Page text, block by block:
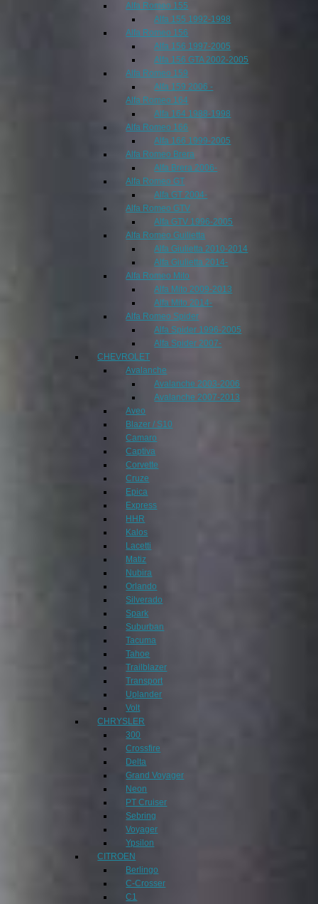
Alfa Romeo 155
Alfa 155 1992-1998
Alfa Romeo 156
Alfa 156 1997-2005
Alfa 156 GTA 2002-2005
Alfa Romeo 159
Alfa 159 2006 -
Alfa Romeo 164
Alfa 164 1988-1998
Alfa Romeo 166
Alfa 166 1999-2005
Alfa Romeo Brera
Alfa Brera 2006-
Alfa Romeo GT
Alfa GT 2004-
Alfa Romeo GTV
Alfa GTV 1996-2005
Alfa Romeo Guilietta
Alfa Giulietta 2010-2014
Alfa Giulietta 2014-
Alfa Romeo Mito
Alfa Mito 2009-2013
Alfa Mito 2014-
Alfa Romeo Spider
Alfa Spider 1996-2005
Alfa Spider 2007-
CHEVROLET
Avalanche
Avalanche 2003-2006
Avalanche 2007-2013
Aveo
Blazer / S10
Camaro
Captiva
Corvette
Cruze
Epica
Express
HHR
Kalos
Lacetti
Matiz
Nubira
Orlando
Silverado
Spark
Suburban
Tacuma
Tahoe
Trailblazer
Transport
Uplander
Volt
CHRYSLER
300
Crossfire
Delta
Grand Voyager
Neon
PT Cruiser
Sebring
Voyager
Ypsilon
CITROEN
Berlingo
C-Crosser
C1